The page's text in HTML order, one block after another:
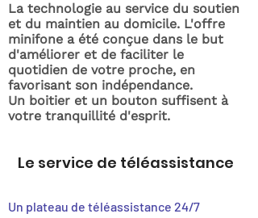
La technologie au service du soutien
et du maintien au domicile. L'offre
minifone a été conçue dans le but
d'améliorer et de faciliter le
quotidien de votre proche, en
favorisant son indépendance.
Un boitier et un bouton suffisent à
votre tranquillité d'esprit.
Le service de téléassistance
Un plateau de téléassistance 24/7